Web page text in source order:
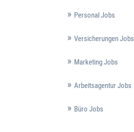
Personal Jobs
Versicherungen Jobs
Marketing Jobs
Arbeitsagentur Jobs
Büro Jobs